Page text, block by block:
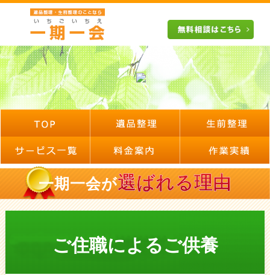
一期一会が選ばれる理由
ご住職によるご供養